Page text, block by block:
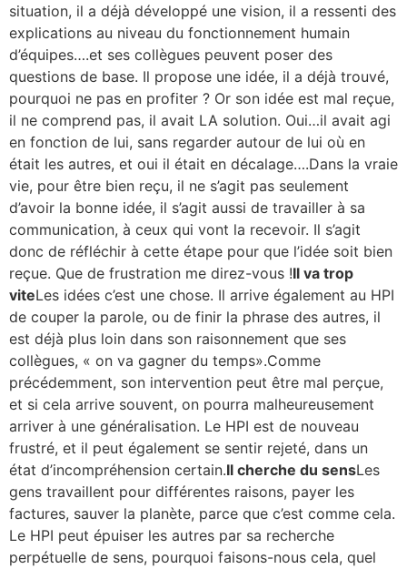
situation, il a déjà développé une vision, il a ressenti des
explications au niveau du fonctionnement humain
d’équipes….et ses collègues peuvent poser des
questions de base. Il propose une idée, il a déjà trouvé,
pourquoi ne pas en profiter ? Or son idée est mal reçue,
il ne comprend pas, il avait LA solution. Oui…il avait agi
en fonction de lui, sans regarder autour de lui où en
était les autres, et oui il était en décalage….Dans la vraie
vie, pour être bien reçu, il ne s’agit pas seulement
d’avoir la bonne idée, il s’agit aussi de travailler à sa
communication, à ceux qui vont la recevoir. Il s’agit
donc de réfléchir à cette étape pour que l’idée soit bien
reçue. Que de frustration me direz-vous !Il va trop
viteLes idées c’est une chose. Il arrive également au HPI
de couper la parole, ou de finir la phrase des autres, il
est déjà plus loin dans son raisonnement que ses
collègues, « on va gagner du temps».Comme
précédemment, son intervention peut être mal perçue,
et si cela arrive souvent, on pourra malheureusement
arriver à une généralisation. Le HPI est de nouveau
frustré, et il peut également se sentir rejeté, dans un
état d’incompréhension certain.Il cherche du sensLes
gens travaillent pour différentes raisons, payer les
factures, sauver la planète, parce que c’est comme cela.
Le HPI peut épuiser les autres par sa recherche
perpétuelle de sens, pourquoi faisons-nous cela, quel